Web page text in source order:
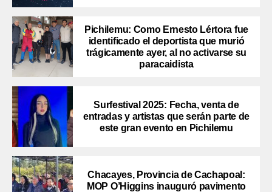
Pichilemu: Como Ernesto Lértora fue
identificado el deportista que murió
trágicamente ayer, al no activarse su
paracaidista
Surfestival 2025: Fecha, venta de
entradas y artistas que serán parte de
este gran evento en Pichilemu
Chacayes, Provincia de Cachapoal:
MOP O’Higgins inauguró pavimento